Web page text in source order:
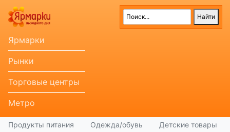
Ярмарки
Рынки
Торговые центры
Метро
Продукты питания Одежда/обувь
Детские товары